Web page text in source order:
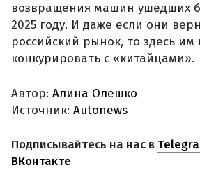
возвращения машин ушедших
2025 году. И даже если они
российский рынок, то здесь им
конкурировать с «китайцами».
Автор: Алина Олешко
Источник: Autonews
Подписывайтесь на нас в
ВКонтакте